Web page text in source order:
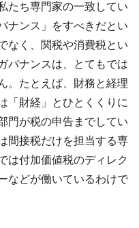
たち専門家の一致してい
ナンス」をすべきだとい
なく、関税や消費税とい
バナンスは、とてもでは
。たとえば、財務と経理
「財経」とひとくくりに
門が税の申告までしてい
間接税だけを担当する専
は付加価値税のディレク
などが働いているわけで